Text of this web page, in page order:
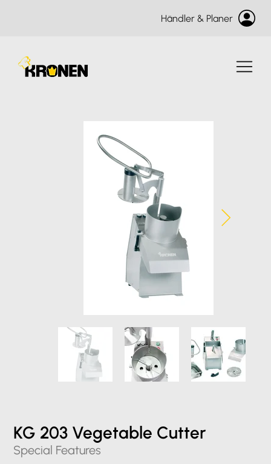
Händler & Planer
KG 203 Vegetable Cutter
Special Features